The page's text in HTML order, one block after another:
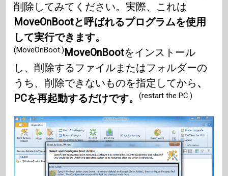
削除してみてください。実際、これは
MoveOnBootと呼ばれるプログラムを使用
して実行できます。
(MoveOnBoot.) MoveOnBootをインストール
し、削除するファイルまたはフォルダーの
うち、削除できないものを指定してから 、
PCを再起動するだけです。(restart the PC.)